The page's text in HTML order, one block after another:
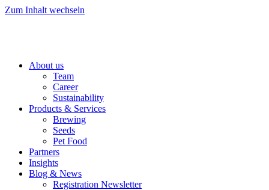
Zum Inhalt wechseln
About us
Team
Career
Sustainability
Products & Services
Brewing
Seeds
Pet Food
Partners
Insights
Blog & News
Registration Newsletter